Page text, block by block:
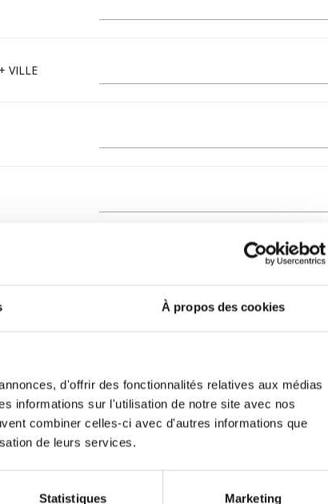
À propos des cookies
d'offrir des fonctionnalités relatives aux médias
informations sur l'utilisation de notre site avec nos
combiner celles-ci avec d'autres informations que
de leurs services.
Statistiques Marketing
VILLE